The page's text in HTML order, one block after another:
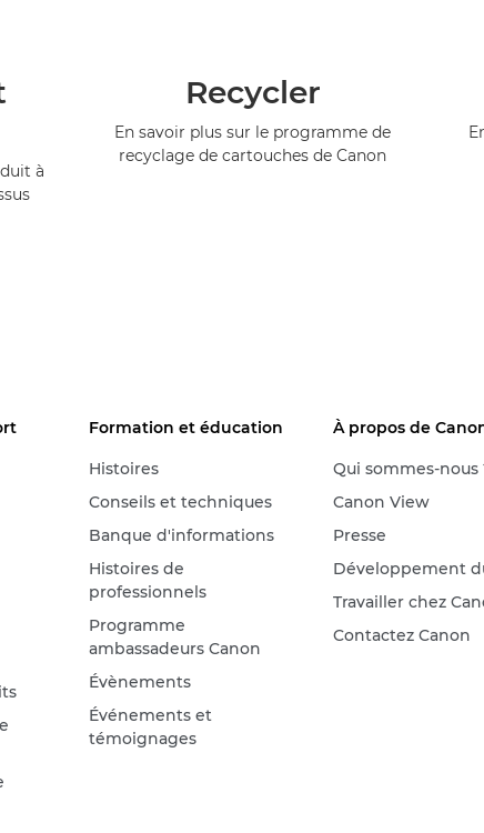
à
Recycler
En savoir plus sur le programme de
recyclage de cartouches de Canon
Formation et éducation
Histoires
Conseils et techniques
Banque d'informations
Histoires de
professionnels
Programme
ambassadeurs Canon
Évènements
Événements et
témoignages
À propos de
Qui sommes-nous
Canon View
Presse
Développement
Travailler chez
Contactez Canon